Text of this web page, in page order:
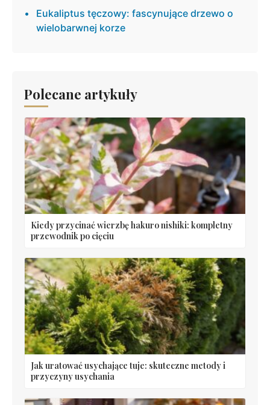
Eukaliptus tęczowy: fascynujące drzewo o
wielobarwnej korze
Polecane artykuły
Kiedy przycinać wierzbę hakuro nishiki: kompletny
przewodnik po cięciu
Jak uratować usychające tuje: skuteczne metody i
przyczyny usychania